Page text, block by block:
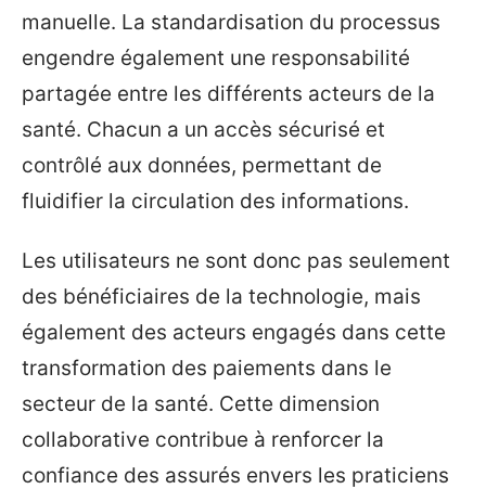
manuelle. La standardisation du processus
engendre également une responsabilité
partagée entre les différents acteurs de la
santé. Chacun a un accès sécurisé et
contrôlé aux données, permettant de
fluidifier la circulation des informations.
Les utilisateurs ne sont donc pas seulement
des bénéficiaires de la technologie, mais
également des acteurs engagés dans cette
transformation des paiements dans le
secteur de la santé. Cette dimension
collaborative contribue à renforcer la
confiance des assurés envers les praticiens